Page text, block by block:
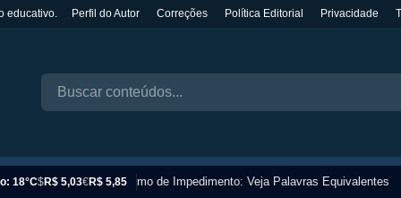
educativo. Perfil do Autor Correções Política Editorial Privacidade
18°C$R$ 5,03€R$ 5,85
Sinônimo de Impedimento: Veja Palavras Equivalentes